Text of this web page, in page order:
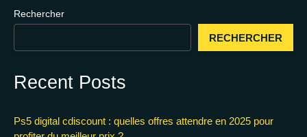
Rechercher
RECHERCHER
Recent Posts
Ps5 digital cdiscount : quelles offres attendre en 2025 pour